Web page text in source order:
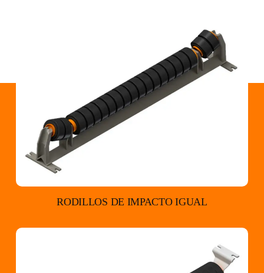
RODILLOS DE IMPACTO IGUAL